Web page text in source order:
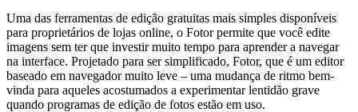
Uma das ferramentas de edição gratuitas mais simples disponíveis
para proprietários de lojas online, o Fotor permite que você edite
imagens sem ter que investir muito tempo para aprender a navegar
na interface. Projetado para ser simplificado, Fotor, que é um editor
baseado em navegador muito leve – uma mudança de ritmo bem-
vinda para aqueles acostumados a experimentar lentidão grave
quando programas de edição de fotos estão em uso.